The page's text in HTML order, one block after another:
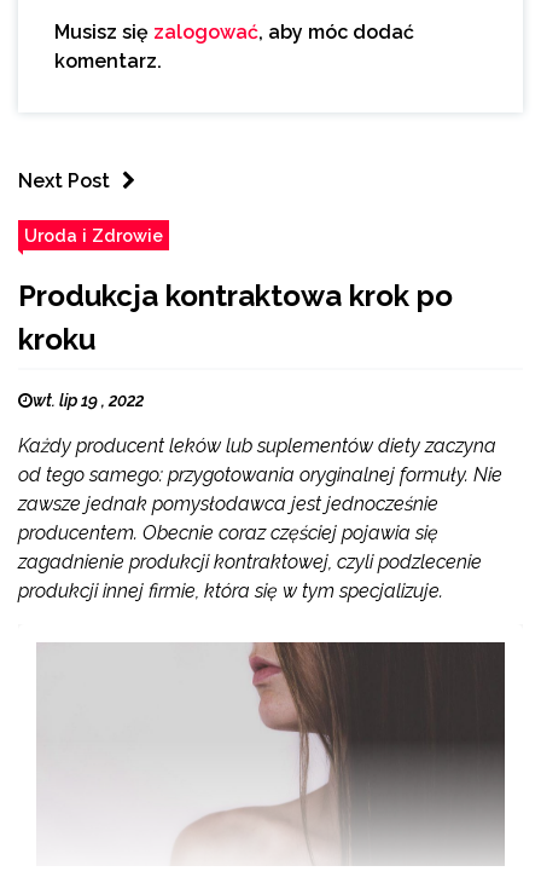
Musisz się zalogować, aby móc dodać
komentarz.
Next Post
Uroda i Zdrowie
Produkcja kontraktowa krok po
kroku
wt. lip 19 , 2022
Każdy producent leków lub suplementów diety zaczyna
od tego samego: przygotowania oryginalnej formuły. Nie
zawsze jednak pomysłodawca jest jednocześnie
producentem. Obecnie coraz częściej pojawia się
zagadnienie produkcji kontraktowej, czyli podzlecenie
produkcji innej firmie, która się w tym specjalizuje.